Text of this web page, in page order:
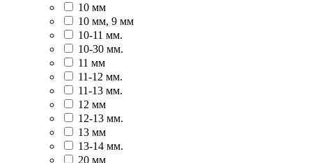
10 мм
10 мм, 9 мм
10-11 мм.
10-30 мм.
11 мм
11-12 мм.
11-13 мм.
12 мм
12-13 мм.
13 мм
13-14 мм.
20 мм